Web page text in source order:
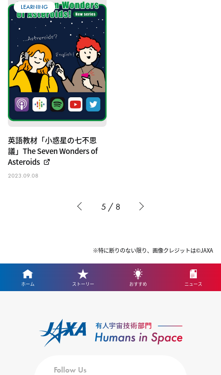
LEARNING
英語教材「小惑星の七不思
議」The Seven Wonders of
Asteroids
2023.09.08
5 / 8
※特に断りのない限り、画像クレジットは©JAXA
ホーム ストーリー おすすめ ニュース
Follow Us